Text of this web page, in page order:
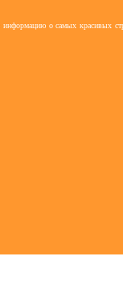
о самых красивых